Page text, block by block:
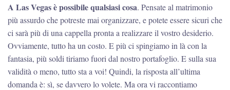
A Las Vegas è possibile qualsiasi cosa. Pensate al matrimonio
più assurdo che potreste mai organizzare, e potete essere sicuri che
ci sarà più di una cappella pronta a realizzare il vostro desiderio.
Ovviamente, tutto ha un costo. E più ci spingiamo in là con la
fantasia, più soldi tiriamo fuori dal nostro portafoglio. E sulla sua
validità o meno, tutto sta a voi! Quindi, la risposta all’ultima
domanda è: sì, se davvero lo volete. Ma ora vi raccontiamo